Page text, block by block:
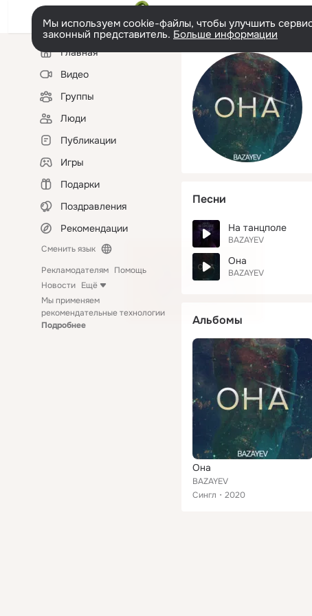
Мы используем cookie-файлы, чтобы улучшить
законный представитель. Больше информации
Левая
колонкаГлавная
Видео
Группы
Люди
Публикации
Игры
Подарки
Поздравления
Рекомендации
Сменить язык
Рекламодателям Помощь
Новости Ещё
Мы применяем
рекомендательные технологии
Подробнее
Песни
На танцполе
BAZAYEV
Она
BAZAYEV
Альбомы
Она
BAZAYEV
Сингл
2020